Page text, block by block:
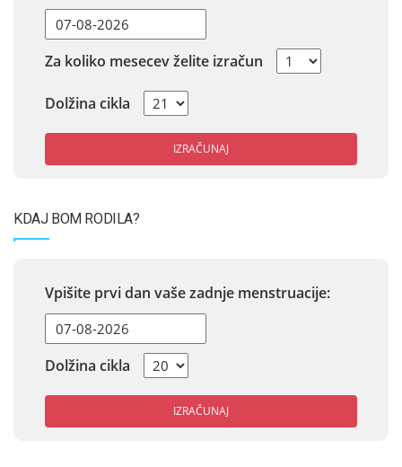
Za koliko mesecev želite izračun
Dolžina cikla
IZRAČUNAJ
KDAJ BOM RODILA?
Vpišite prvi dan vaše zadnje menstruacije:
Dolžina cikla
IZRAČUNAJ